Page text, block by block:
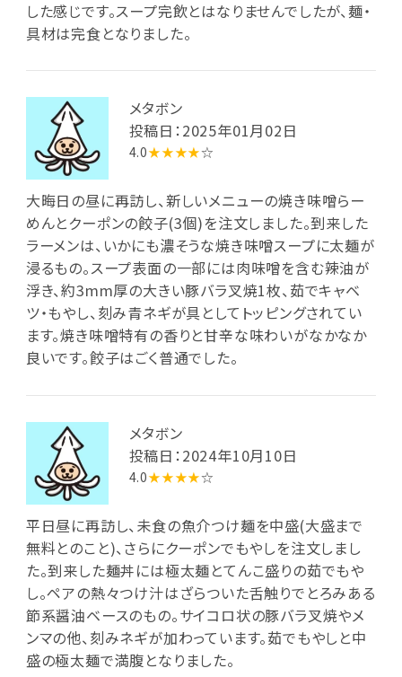
した感じです。スープ完飲とはなりませんでしたが、麺・
具材は完食となりました。
メタボン
投稿日：2025年01月02日
4.0★★★★☆
大晦日の昼に再訪し、新しいメニューの焼き味噌らー
めんとクーポンの餃子(3個)を注文しました。到来した
ラーメンは、いかにも濃そうな焼き味噌スープに太麺が
浸るもの。スープ表面の一部には肉味噌を含む辣油が
浮き、約3mm厚の大きい豚バラ叉焼1枚、茹でキャベ
ツ・もやし、刻み青ネギが具としてトッピングされてい
ます。焼き味噌特有の香りと甘辛な味わいがなかなか
良いです。餃子はごく普通でした。
メタボン
投稿日：2024年10月10日
4.0★★★★☆
平日昼に再訪し、未食の魚介つけ麺を中盛(大盛まで
無料とのこと)、さらにクーポンでもやしを注文しまし
た。到来した麺丼には極太麺とてんこ盛りの茹でもや
し。ペアの熱々つけ汁はざらついた舌触りでとろみある
節系醤油ベースのもの。サイコロ状の豚バラ叉焼やメ
ンマの他、刻みネギが加わっています。茹でもやしと中
盛の極太麺で満腹となりました。